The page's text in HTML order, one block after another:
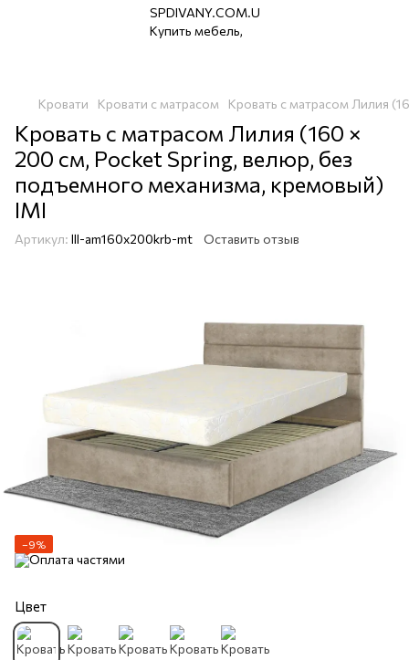
Кровати Кровати с матрасом Кровать с матрасом Лилия
Кровать с матрасом Лилия (160 ×
200 см, Pocket Spring, велюр, без
подъемного механизма, кремовый)
IMI
Артикул: lll-am160x200krb-mt Оставить отзыв
−9%
Цвет